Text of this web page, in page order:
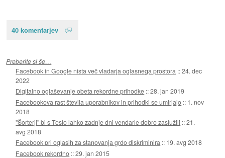
40 komentarjev
Preberite si še…
Facebook in Google nista več vladarja oglasnega prostora ::24. dec
2022
Digitalno oglaševanje obeta rekordne prihodke ::28. jan 2019
Facebookova rast števila uporabnikov in prihodki se umirjajo :: 1. nov
2018
"Šorterji" bi s Teslo lahko zadnje dni vendarle dobro zaslužili ::21.
avg 2018
Facebook pri oglasih za stanovanja grdo diskriminira :: 19. avg 2018
Facebook rekordno ::29. jan 2015